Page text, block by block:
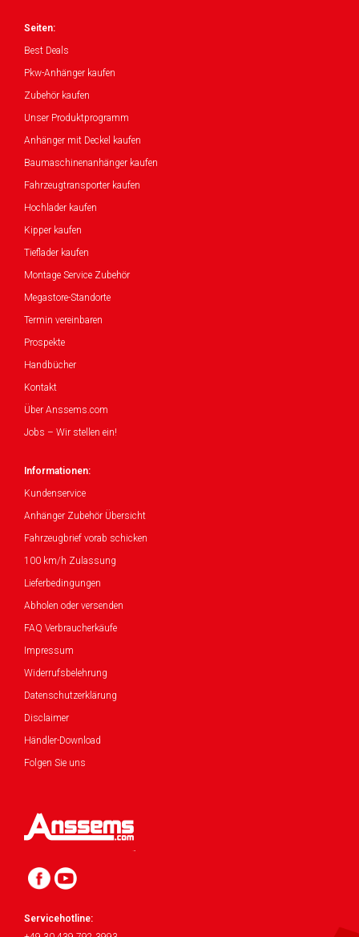
Seiten:
Best Deals
Pkw-Anhänger kaufen
Zubehör kaufen
Unser Produktprogramm
Anhänger mit Deckel kaufen
Baumaschinenanhänger kaufen
Fahrzeugtransporter kaufen
Hochlader kaufen
Kipper kaufen
Tieflader kaufen
Montage Service Zubehör
Megastore-Standorte
Termin vereinbaren
Prospekte
Handbücher
Kontakt
Über Anssems.com
Jobs – Wir stellen ein!
Informationen:
Kundenservice
Anhänger Zubehör Übersicht
Fahrzeugbrief vorab schicken
100 km/h Zulassung
Lieferbedingungen
Abholen oder versenden
FAQ Verbraucherkäufe
Impressum
Widerrufsbelehrung
Datenschutzerklärung
Disclaimer
Händler-Download
Folgen Sie uns
Servicehotline: